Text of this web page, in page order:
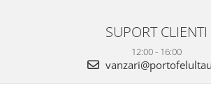
SUPORT CLIENTI
12:00 - 16:00